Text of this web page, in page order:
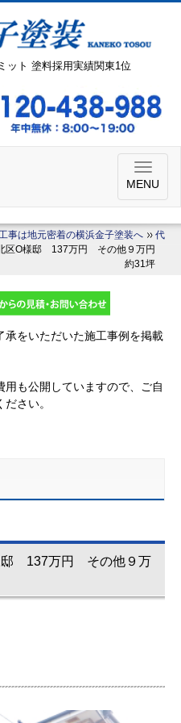
ット 塗料採用実績関東1位
MENU
事は地元密着の横浜金子塗装へ
代
区O様邸 137万円 その他９万円
約31坪
をいただいた施工事例を掲載
も公開していますので、ご自
さい。
邸 137万円 その他９万